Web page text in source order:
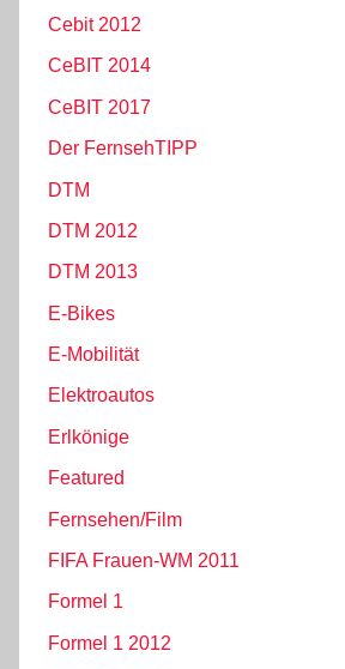
Cebit 2012
CeBIT 2014
CeBIT 2017
Der FernsehTIPP
DTM
DTM 2012
DTM 2013
E-Bikes
E-Mobilität
Elektroautos
Erlkönige
Featured
Fernsehen/Film
FIFA Frauen-WM 2011
Formel 1
Formel 1 2012